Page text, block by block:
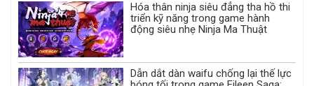
Hóa thân ninja siêu đẳng tha hồ thi
triển kỹ năng trong game hành
động siêu nhẹ Ninja Ma Thuật
Dẫn dắt dàn waifu chống lại thế lực